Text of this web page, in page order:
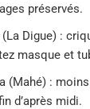
préservés.
(La Digue) :
masque et
(Mahé) :
d’après midi.